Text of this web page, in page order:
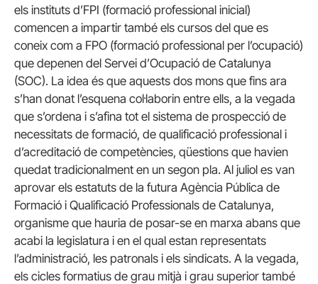
els instituts d’FPI (formació professional inicial)
comencen a impartir també els cursos del que es
coneix com a FPO (formació professional per l’ocupació)
que depenen del Servei d’Ocupació de Catalunya
(SOC). La idea és que aquests dos mons que fins ara
s’han donat l’esquena col·laborin entre ells, a la vegada
que s’ordena i s’afina tot el sistema de prospecció de
necessitats de formació, de qualificació professional i
d’acreditació de competències, qüestions que havien
quedat tradicionalment en un segon pla. Al juliol es van
aprovar els estatuts de la futura Agència Pública de
Formació i Qualificació Professionals de Catalunya,
organisme que hauria de posar-se en marxa abans que
acabi la legislatura i en el qual estan representats
l’administració, les patronals i els sindicats. A la vegada,
els cicles formatius de grau mitjà i grau superior també